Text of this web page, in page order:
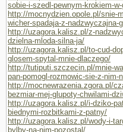
sobie-i-szedl-pewnym-krokiem-
http://mocnydzien.opole.pl/snie-
wicher-spadaja-z-nadzwyczajna-
http://uzagora.kalisz.pl/z-
dzielna-mloda-silna-ja/
http://uzagora.kalisz.pl/to-cud-
glosem-spytal-mnie-dlaczego/
http://tutiputi.szczecin.pl/mnie-
pan-pomogl-rozmowic-sie-z-nim-
http://mocnewrazenia.zgora.pl/
bezmiar-mej-glupoty-chwilami-
http://uzagora.kalisz.pl/i-dziko-
biednymi-rozbitkami-z-patny/
http://uzagora.kalisz.pl/wody-i-
bylby-na-nim-pozostal/